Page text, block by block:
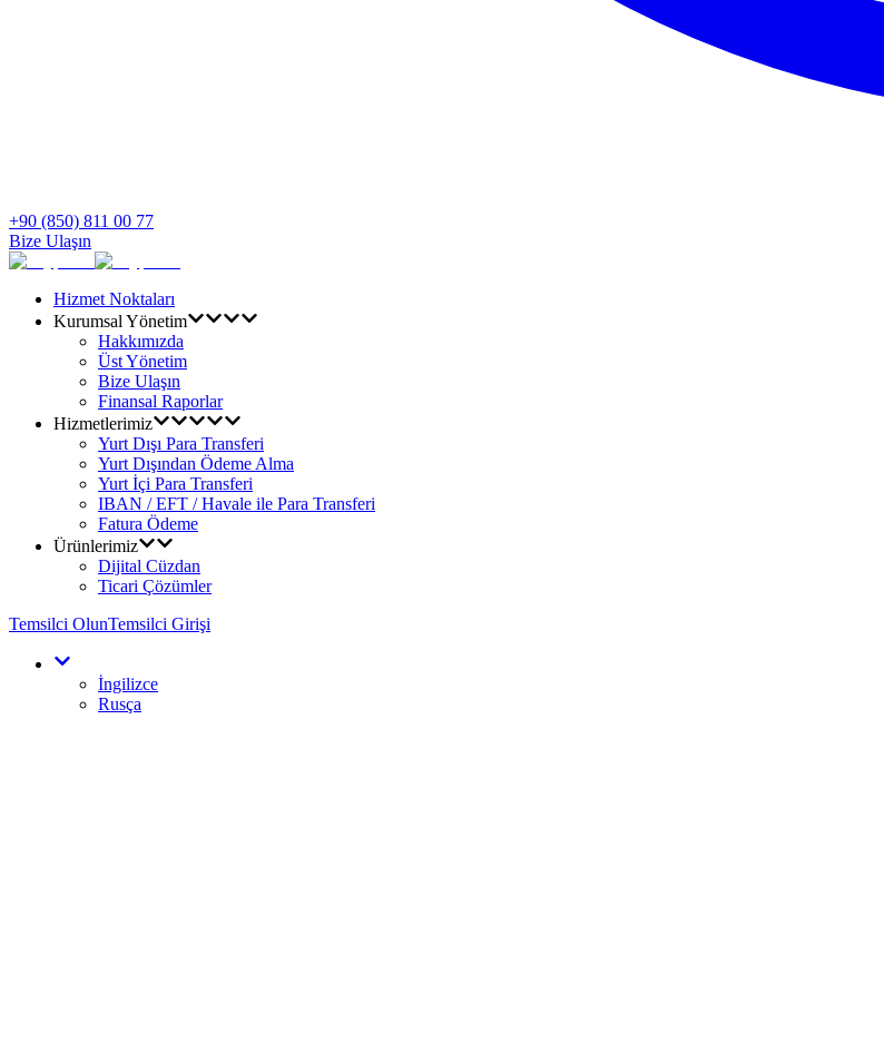
+90 (850) 811 00 77
Bize Ulaşın
Hizmet Noktaları
Kurumsal Yönetim
Hakkımızda
Üst Yönetim
Bize Ulaşın
Finansal Raporlar
Hizmetlerimiz
Yurt Dışı Para Transferi
Yurt Dışından Ödeme Alma
Yurt İçi Para Transferi
IBAN / EFT / Havale ile Para Transferi
Fatura Ödeme
Ürünlerimiz
Dijital Cüzdan
Ticari Çözümler
Temsilci OlunTemsilci Girişi
İngilizce
Rusça